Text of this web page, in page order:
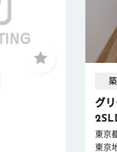
グ
東京
東京